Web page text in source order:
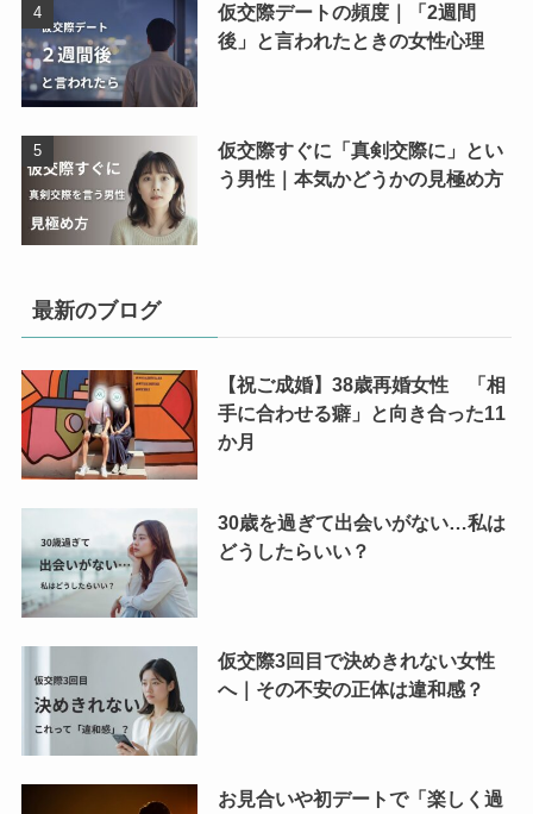
仮交際デートの頻度｜「2週間
後」と言われたときの女性心理
仮交際すぐに「真剣交際に」とい
う男性｜本気かどうかの見極め方
最新のブログ
【祝ご成婚】38歳再婚女性 「相
手に合わせる癖」と向き合った11
か月
30歳を過ぎて出会いがない…私は
どうしたらいい？
仮交際3回目で決めきれない女性
へ｜その不安の正体は違和感？
お見合いや初デートで「楽しく過